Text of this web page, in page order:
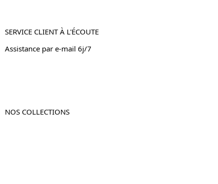
SERVICE CLIENT À L'ÉCOUTE
Assistance par e-mail 6j/7
NOS COLLECTIONS